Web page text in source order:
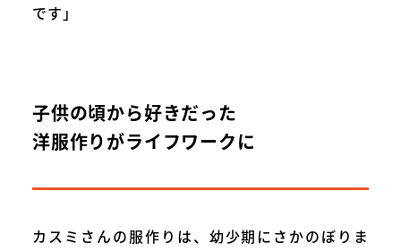
です」
子供の頃から好きだった
洋服作りがライフワークに
カスミさんの服作りは、幼少期にさかのぼりま